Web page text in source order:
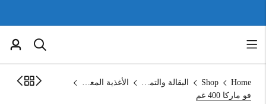
Home
Shop البقالة والتموين
الأغذية المعلبة
فو ماركا 400 غم